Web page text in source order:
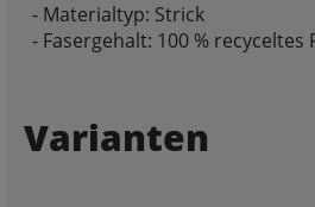
- Materialtyp: Strick
- Fasergehalt: 100 % recyceltes
Varianten